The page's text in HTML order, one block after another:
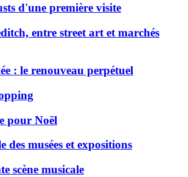
d'une première visite
entre street art et marchés
: le renouveau perpétuel
pour Noël
des musées et expositions
scène musicale